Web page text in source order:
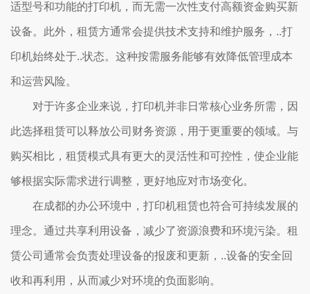
适型号和功能的打印机，而无需一次性支付高额资金购买新
设备。此外，租赁方通常会提供技术支持和维护服务，..打
印机始终处于..状态。这种按需服务能够有效降低管理成本
和运营风险。
对于许多企业来说，打印机并非日常核心业务所需，因
此选择租赁可以释放公司财务资源，用于更重要的领域。与
购买相比，租赁模式具有更大的灵活性和可控性，使企业能
够根据实际需求进行调整，更好地应对市场变化。
在成都的办公环境中，打印机租赁也符合可持续发展的
理念。通过共享利用设备，减少了资源浪费和环境污染。租
赁公司通常会负责处理设备的报废和更新，..设备的安全回
收和再利用，从而减少对环境的负面影响。